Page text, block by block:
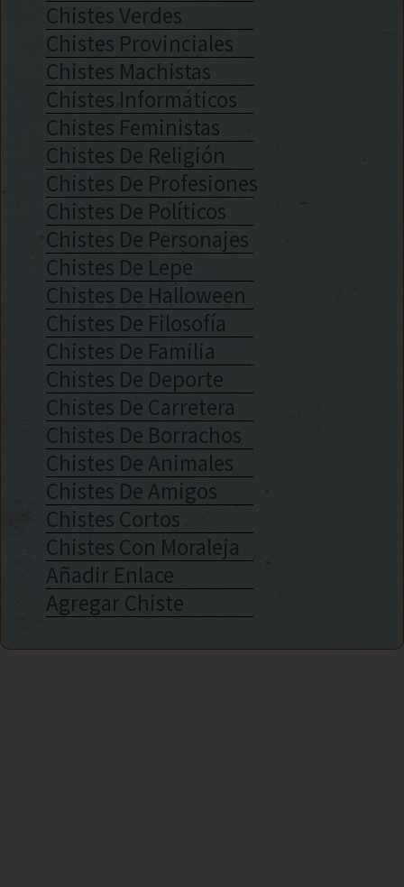
Chistes Verdes
Chistes Provinciales
Chistes Machistas
Chistes Informáticos
Chistes Feministas
Chistes De Religión
Chistes De Profesiones
Chistes De Políticos
Chistes De Personajes
Chistes De Lepe
Chistes De Halloween
Chistes De Filosofía
Chistes De Familia
Chistes De Deporte
Chistes De Carretera
Chistes De Borrachos
Chistes De Animales
Chistes De Amigos
Chistes Cortos
Chistes Con Moraleja
Añadir Enlace
Agregar Chiste